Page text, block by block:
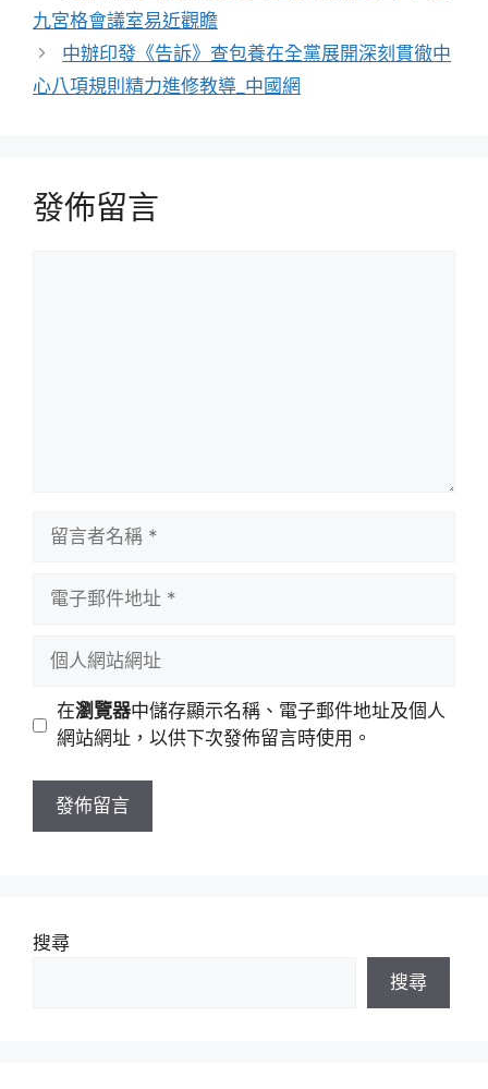
九宮格會議室易近觀瞻
中辦印發《告訴》查包養在全黨展開深刻貫徹中
心八項規則精力進修教導_中國網
發佈留言
址
站
址
在瀏覽器中儲存顯示名稱、電子郵件地址及個人
網站網址，以供下次發佈留言時使用。
搜尋
搜尋